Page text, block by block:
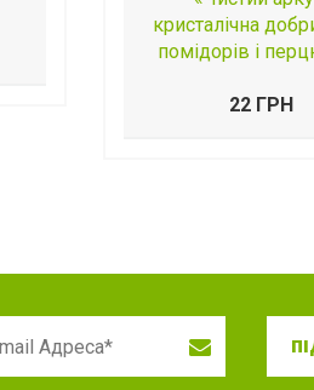
кристалічна
помідорів і
22 ГРН